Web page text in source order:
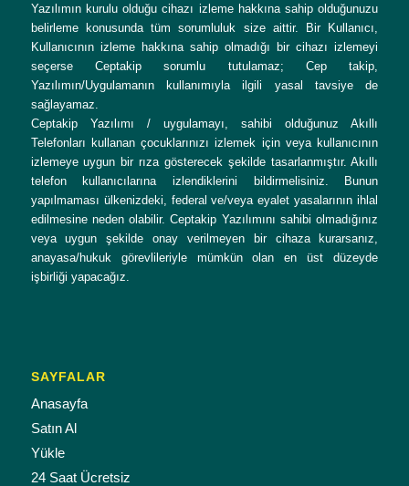
Yazılımın kurulu olduğu cihazı izleme hakkına sahip olduğunuzu
belirleme konusunda tüm sorumluluk size aittir. Bir Kullanıcı,
Kullanıcının izleme hakkına sahip olmadığı bir cihazı izlemeyi
seçerse Ceptakip sorumlu tutulamaz; Cep takip,
Yazılımın/Uygulamanın kullanımıyla ilgili yasal tavsiye de
sağlayamaz.
Ceptakip Yazılımı / uygulamayı, sahibi olduğunuz Akıllı
Telefonları kullanan çocuklarınızı izlemek için veya kullanıcının
izlemeye uygun bir rıza gösterecek şekilde tasarlanmıştır. Akıllı
telefon kullanıcılarına izlendiklerini bildirmelisiniz. Bunun
yapılmaması ülkenizdeki, federal ve/veya eyalet yasalarının ihlal
edilmesine neden olabilir. Ceptakip Yazılımını sahibi olmadığınız
veya uygun şekilde onay verilmeyen bir cihaza kurarsanız,
anayasa/hukuk görevlileriyle mümkün olan en üst düzeyde
işbirliği yapacağız.
SAYFALAR
Anasayfa
Satın Al
Yükle
24 Saat Ücretsiz